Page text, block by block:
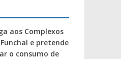
aos Complexos
e pretende
o consumo de